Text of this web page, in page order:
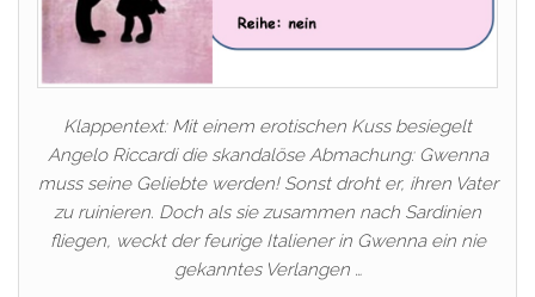
Klappentext: Mit einem erotischen Kuss besiegelt
Angelo Riccardi die skandalöse Abmachung: Gwenna
muss seine Geliebte werden! Sonst droht er, ihren Vater
zu ruinieren. Doch als sie zusammen nach Sardinien
fliegen, weckt der feurige Italiener in Gwenna ein nie
gekanntes Verlangen …